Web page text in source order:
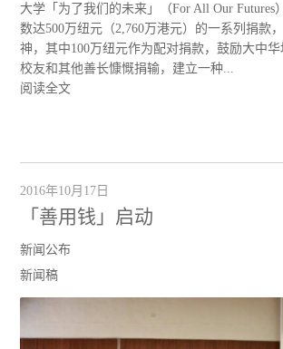
大学「为了我们的未来」（For All Our Futures
数达500万纽元（2,760万港元）的一系列捐款
神，其中100万纽元作为配对捐款，鼓励大中
校友和其他善长慷慨捐输，建立一种...
阅读全文
2016年10月17日
「善用钱」启动
新闻公布
新闻稿